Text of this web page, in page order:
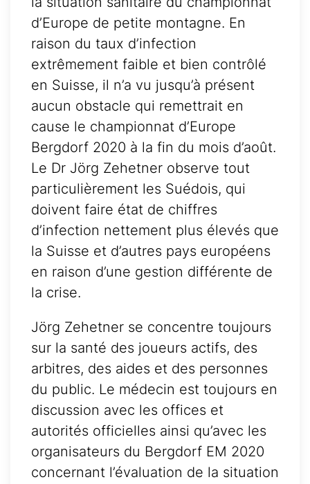
d’Europe de petite montagne. En
raison du taux d’infection
extrêmement faible et bien contrôlé
en Suisse, il n’a vu jusqu’à présent
aucun obstacle qui remettrait en
cause le championnat d’Europe
Bergdorf 2020 à la fin du mois d’août.
Le Dr Jörg Zehetner observe tout
particulièrement les Suédois, qui
doivent faire état de chiffres
d’infection nettement plus élevés que
la Suisse et d’autres pays européens
en raison d’une gestion différente de
la crise.
Jörg Zehetner se concentre toujours
sur la santé des joueurs actifs, des
arbitres, des aides et des personnes
du public. Le médecin est toujours en
discussion avec les offices et
autorités officielles ainsi qu’avec les
organisateurs du Bergdorf EM 2020
concernant l’évaluation de la situation